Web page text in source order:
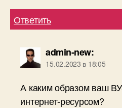
Ответить
admin-new:
15.02.2023 в 18:05
А каким образом ваш
интернет-ресурсом?